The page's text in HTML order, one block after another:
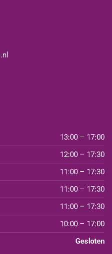
13:00 – 17:00
12:00 – 17:30
11:00 – 17:30
11:00 – 17:30
11:00 – 17:30
10:00 – 17:00
Gesloten